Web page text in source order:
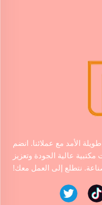
الأمد مع عملائنا. انضم
مكتبية عالية الجودة وتعزيز
نتطلع إلى العمل معك!